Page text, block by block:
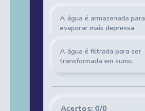
A água é armazenada para
evaporar mais depressa.
A água é filtrada para ser
transformada em sumo.
Acertos: 0/0